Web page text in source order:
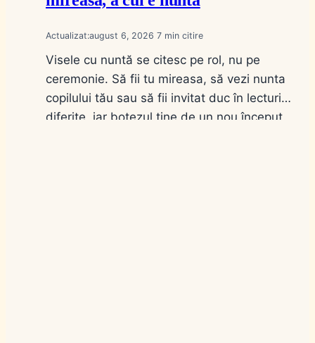
Actualizat:august 6, 2026 7
Visele cu nuntă se citesc pe rol, nu pe
ceremonie. Să fii tu mireasa, să vezi nunta
copilului tău sau să fii invitat duc în lecturi
diferite, iar botezul ține de un nou început.